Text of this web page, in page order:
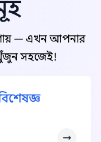
— এখন আপনার
সহজেই!